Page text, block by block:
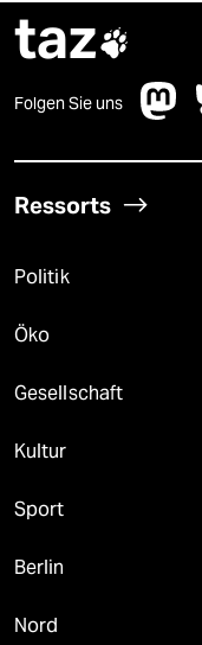
taz
Folgen Sie uns
Ressorts
Politik
Öko
Gesellschaft
Kultur
Sport
Berlin
Nord